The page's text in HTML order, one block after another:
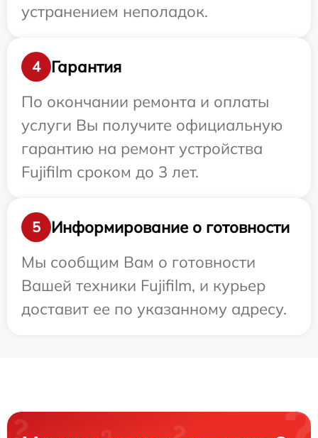
устранением неполадок.
4
Гарантия
По окончании ремонта и оплаты
услуги Вы получите официальную
гарантию на ремонт устройства
Fujifilm сроком до 3 лет.
5
Информирование о готовности
Мы сообщим Вам о готовности
Вашей техники Fujifilm, и курьер
доставит ее по указанному адресу.